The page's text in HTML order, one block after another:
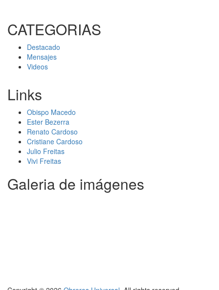
CATEGORIAS
Destacado
Mensajes
Videos
Links
Obispo Macedo
Ester Bezerra
Renato Cardoso
Cristiane Cardoso
Julio Freitas
Vivi Freitas
Galeria de imágenes